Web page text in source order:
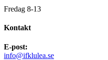
Fredag 8-13
Kontakt
E-post:
info@ifklulea.se